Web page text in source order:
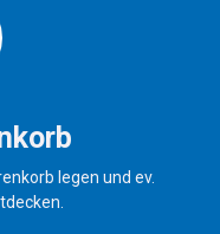
legen und ev.